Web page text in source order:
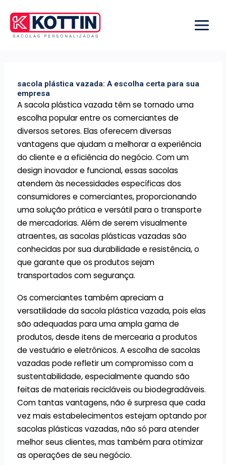
para
sacola plástica vazada: A escolha certa para sua
empresa
A sacola plástica vazada têm se tornado uma
escolha popular entre os comerciantes de
diversos setores. Elas oferecem diversas
vantagens que ajudam a melhorar a experiência
do cliente e a eficiência do negócio. Com um
design inovador e funcional, essas sacolas
atendem às necessidades específicas dos
consumidores e comerciantes, proporcionando
uma solução prática e versátil para o transporte
de mercadorias. Além de serem visualmente
atraentes, as sacolas plásticas vazadas são
conhecidas por sua durabilidade e resistência, o
que garante que os produtos sejam
transportados com segurança.
Os comerciantes também apreciam a
versatilidade da sacola plástica vazada, pois elas
são adequadas para uma ampla gama de
produtos, desde itens de mercearia a produtos
de vestuário e eletrônicos. A escolha de sacolas
vazadas pode refletir um compromisso com a
sustentabilidade, especialmente quando são
feitas de materiais recicláveis ou biodegradáveis.
Com tantas vantagens, não é surpresa que cada
vez mais estabelecimentos estejam optando por
sacolas plásticas vazadas, não só para atender
melhor seus clientes, mas também para otimizar
as operações de seu negócio.